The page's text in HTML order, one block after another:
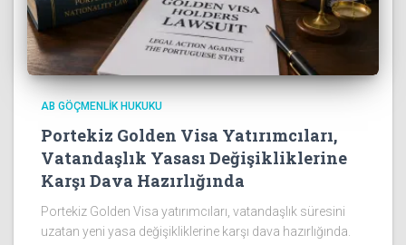
AB GÖÇMENLIK HUKUKU
Portekiz Golden Visa Yatırımcıları,
Vatandaşlık Yasası Değişikliklerine
Karşı Dava Hazırlığında
Portekiz Golden Visa yatırımcıları, vatandaşlık süresini
uzatan yeni yasa değişikliklerine karşı dava hazırlığında.